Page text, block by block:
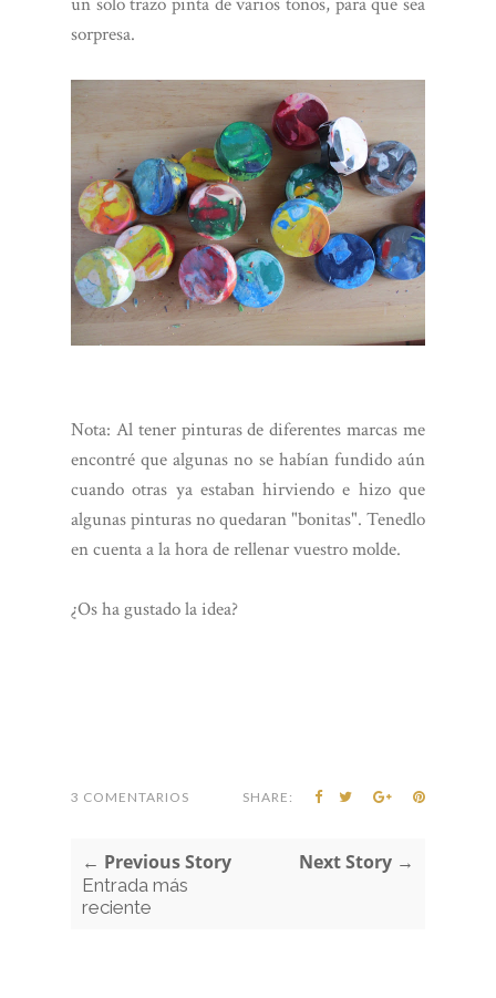
sorpresa.
Nota: Al tener pinturas de diferentes marcas me
encontré que algunas no se habían fundido aún
cuando otras ya estaban hirviendo e hizo que
algunas pinturas no quedaran "bonitas". Tenedlo
en cuenta a la hora de rellenar vuestro molde.
¿Os ha gustado la idea?
3 COMENTARIOS SHARE:
← Previous Story
Entrada más
reciente
Next Story →